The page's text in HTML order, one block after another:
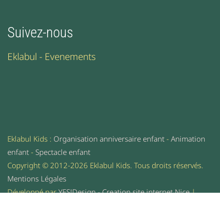
Suivez-nous
Eklabul - Evenements
Eklabul Kids : Organisation anniversaire enfant - Animation
enfant - Spectacle enfant
Copyright © 2012-2026 Eklabul Kids. Tous droits réservés.
Mentions Légales
Développé parYES!Design - Creation site internet Nice|